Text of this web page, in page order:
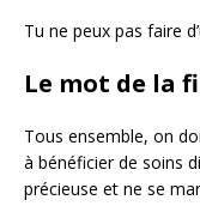
Tu ne peux pas faire
Le mot de la
Tous ensemble, on
à bénéficier de soins
précieuse et ne se